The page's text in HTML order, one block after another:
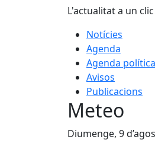
L'actualitat a un clic
Notícies
Agenda
Agenda política
Avisos
Publicacions
Meteo
Diumenge, 9